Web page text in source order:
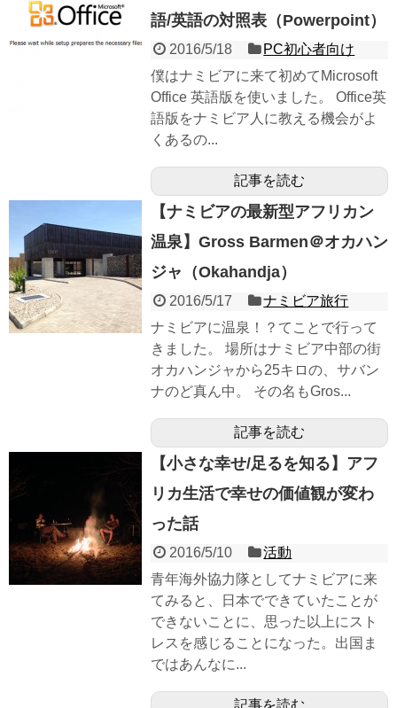
語/英語の対照表（Powerpoint）
2016/5/18
PC初心者向け
僕はナミビアに来て初めてMicrosoft
Office 英語版を使いました。 Office英
語版をナミビア人に教える機会がよ
くあるの...
記事を読む
【ナミビアの最新型アフリカン
温泉】Gross Barmen＠オカハン
ジャ（Okahandja）
2016/5/17
ナミビア旅行
ナミビアに温泉！？てことで行って
きました。 場所はナミビア中部の街
オカハンジャから25キロの、サバン
ナのど真ん中。 その名もGros...
記事を読む
【小さな幸せ/足るを知る】アフ
リカ生活で幸せの価値観が変わ
った話
2016/5/10
活動
青年海外協力隊としてナミビアに来
てみると、日本でできていたことが
できないことに、思った以上にスト
レスを感じることになった。出国ま
ではあんなに...
記事を読む